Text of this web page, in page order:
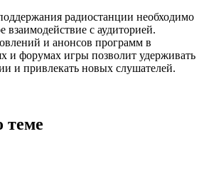
радиостанции необходимо
взаимодействие с аудиторией.
и анонсов программ в
и форумах игры позволит удерживать
и привлекать новых слушателей.
теме